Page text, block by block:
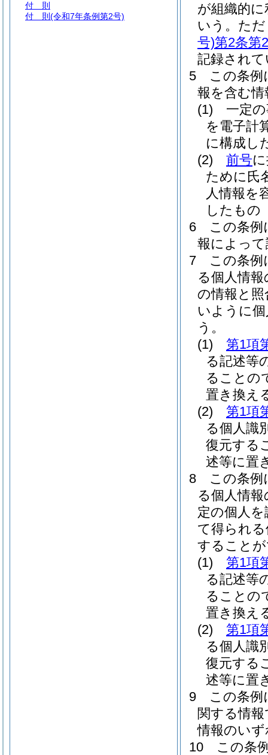
が組織的
いう。 た
号)第2条第
記録され
5
この条例
報を含む
(1)
一定
を電子計
に構成し
(2)
前号
ために氏
人情報を
したもの
6
この条例
報によっ
7
この条例
る個人情
の情報と
いように
う。
(1)
第1項
る記述等
ることの
置き換え
(2)
第1項
る個人識
復元する
述等に置
8
この条例
る個人情
定の個人
て得られ
すること
(1)
第1項
る記述等
ることの
置き換え
(2)
第1項
る個人識
復元する
述等に置
9
この条例
関する情
情報のい
10
この条
付 則
付 則 (令和7年条例第2号)